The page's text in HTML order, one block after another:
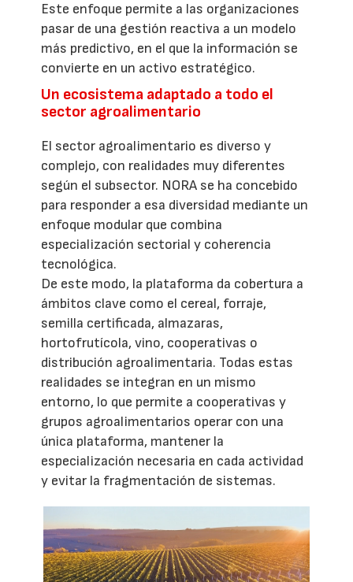
Este enfoque permite a las organizaciones
pasar de una gestión reactiva a un modelo
más predictivo, en el que la información se
convierte en un activo estratégico.
Un ecosistema adaptado a todo el
sector agroalimentario
El sector agroalimentario es diverso y
complejo, con realidades muy diferentes
según el subsector. NORA se ha concebido
para responder a esa diversidad mediante un
enfoque modular que combina
especialización sectorial y coherencia
tecnológica.
De este modo, la plataforma da cobertura a
ámbitos clave como el cereal, forraje,
semilla certificada, almazaras,
hortofrutícola, vino, cooperativas o
distribución agroalimentaria. Todas estas
realidades se integran en un mismo
entorno, lo que permite a cooperativas y
grupos agroalimentarios operar con una
única plataforma, mantener la
especialización necesaria en cada actividad
y evitar la fragmentación de sistemas.